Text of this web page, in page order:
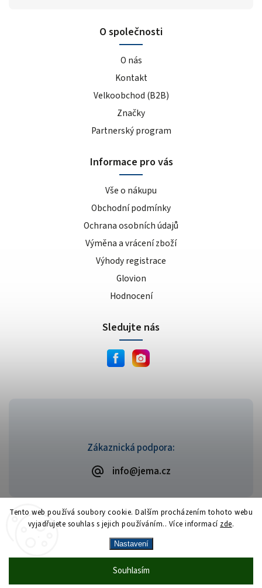
Tento web používá soubory cookie. Dalším procházením tohoto webu
vyjadřujete souhlas s jejich používáním.. Více informací zde.
Nastavení
Souhlasím
Vrácení zboží zdarma— celý srpen bez
Zákaznická podpora:
info@jema.cz
O společnosti
O nás
Kontakt
Velkoobchod (B2B)
Značky
Partnerský program
Informace pro vás
Vše o nákupu
Obchodní podmínky
Ochrana osobních údajů
Výměna a vrácení zboží
Výhody registrace
Glovion
Hodnocení
Sledujte nás
Copyright 2026JEMA.cz. Všechna práva vyhrazena.
VytvořilShoptet| Design